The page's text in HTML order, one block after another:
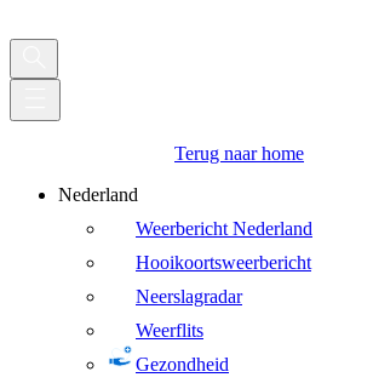
Terug naar home
Nederland
Weerbericht Nederland
Hooikoortsweerbericht
Neerslagradar
Weerflits
Gezondheid